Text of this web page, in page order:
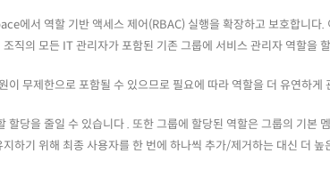
에서 역할 기반 액세스 제어(RBAC) 실행을 확장하고 보호합니다.
직의 모든 IT 관리자가 포함된 기존 그룹에 서비스 관리자 역할을
이 무제한으로 포함될 수 있으므로 필요에 따라 역할을 더 유연하게
할당을 줄일 수 있습니다 . 또한 그룹에 할당된 역할은 그룹의 기본
하기 위해 최종 사용자를 한 번에 하나씩 추가/제거하는 대신 더 높